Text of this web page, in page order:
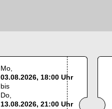
Mo
03.08.2026, 18:00 Uhr
bis
Do
13.08.2026, 21:00 Uhr